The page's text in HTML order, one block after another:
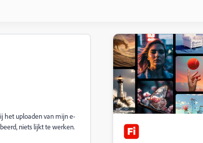
het uploaden van mijn e-
niets lijkt te werken.